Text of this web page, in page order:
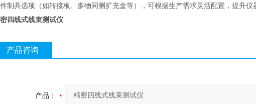
制具选项（如转接板、多物同测扩充盒等），可根据生产需求灵活配置，提升仪
四线式线束测试仪
产品咨询
产品：